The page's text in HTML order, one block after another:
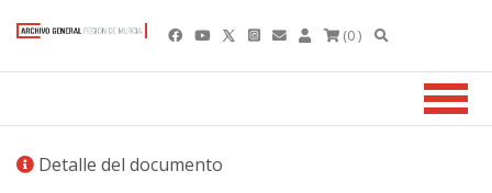
(0 )
Detalle del documento